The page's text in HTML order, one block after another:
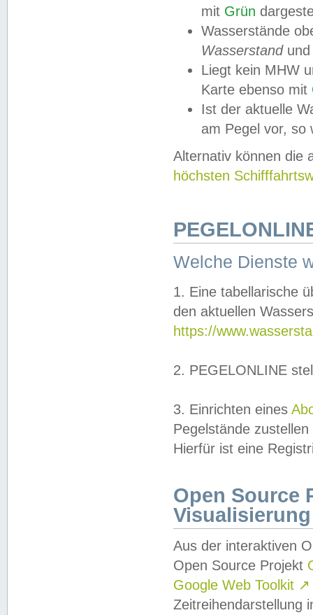
mit Grün
Wasserstände
Wasserstandund
Liegt kein MHW
Karte ebenso mit
Ist der aktuelle
am Pegel vor,
Alternativ können die
höchsten
Welche Dienste
1. Eine tabellarische
den aktuellen
https://
2. PEGELONLINE
3. Einrichten eines
Pegelstände
Hierfür ist eine
Open Source
Visualisierung
Aus der interaktiven
Open Source Projekt
Google Web Toolkit ↗
Zeitreihendarstellung